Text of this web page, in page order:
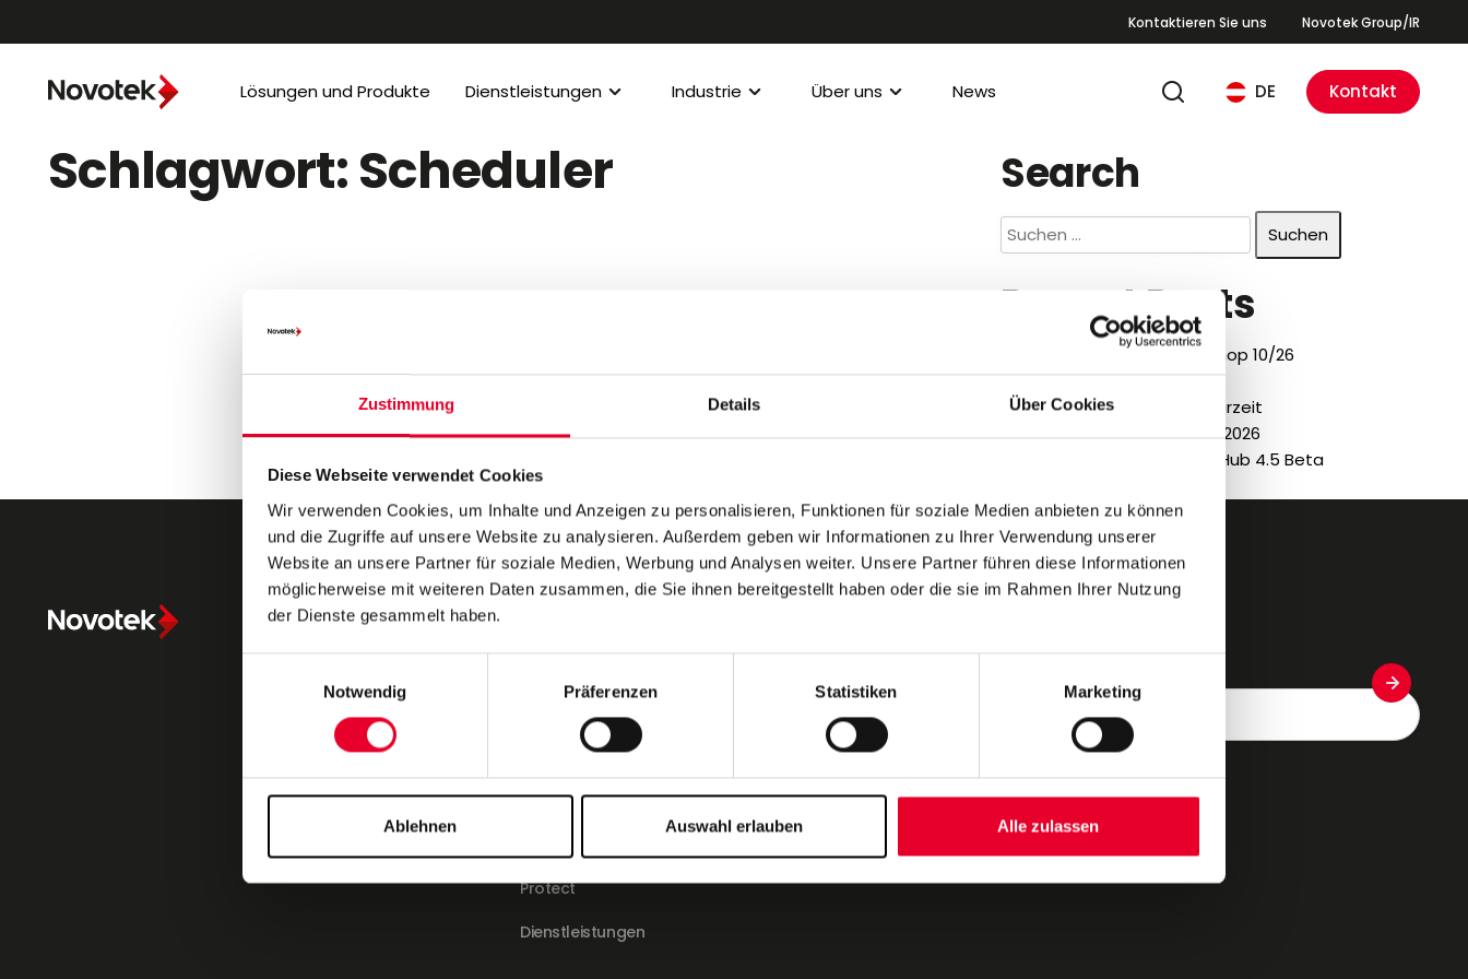
Zustimmung Details Über Cookies
Diese Webseite verwendet Cookies
Wir verwenden Cookies, um Inhalte und Anzeigen zu personalisieren, Funktionen für soziale Medien anbieten zu können
und die Zugriffe auf unsere Website zu analysieren. Außerdem geben wir Informationen zu Ihrer Verwendung unserer
Website an unsere Partner für soziale Medien, Werbung und Analysen weiter. Unsere Partner führen diese Informationen
möglicherweise mit weiteren Daten zusammen, die Sie ihnen bereitgestellt haben oder die sie im Rahmen Ihrer Nutzung
der Dienste gesammelt haben.
Notwendig
Präferenzen Statistiken Marketing
Ablehnen Auswahl erlauben Alle zulassen
Kontaktieren Sie uns Novotek Group/IR
Lösungen und Produkte Dienstleistungen Industrie Über uns News DE Kontakt
Schlagwort:Scheduler Search
Suchen
nach:
Recent Posts
Cyber Security Workshop 10/26
TECH.CON 2026
Sommerzeit – Webinarzeit
Proficy Smart Factory 2026
HighByte Intelligence Hub 4.5 Beta
Novotek Austria
Unsere Partner
Kontakt
Visualize
Protect
Dienstleistungen
Impressum